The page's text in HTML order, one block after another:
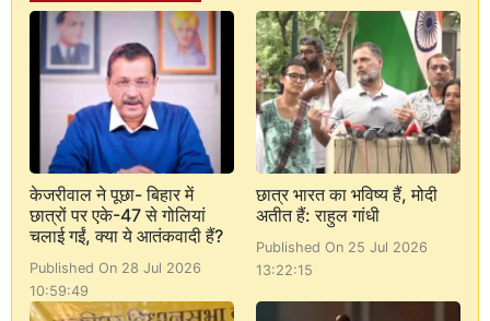
केजरीवाल ने पूछा- बिहार में
छात्रों पर एके-47 से गोलियां
चलाई गईं, क्या ये आतंकवादी हैं?
Published On 28 Jul 2026
10:59:49
छात्र भारत का भविष्य हैं, मोदी
अतीत हैं: राहुल गांधी
Published On 25 Jul 2026
13:22:15